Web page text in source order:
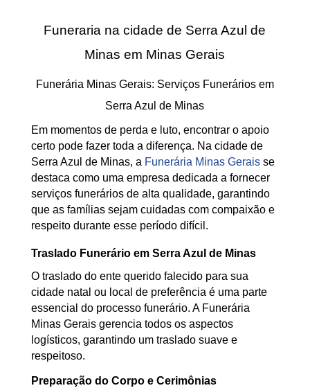
Funeraria na cidade de Serra Azul de
Minas em Minas Gerais
Funerária Minas Gerais: Serviços Funerários em
Serra Azul de Minas
Em momentos de perda e luto, encontrar o apoio
certo pode fazer toda a diferença. Na cidade de
Serra Azul de Minas, a Funerária Minas Geraisse
destaca como uma empresa dedicada a fornecer
serviços funerários de alta qualidade, garantindo
que as famílias sejam cuidadas com compaixão e
respeito durante esse período difícil.
Traslado Funerário em Serra Azul de Minas
O traslado do ente querido falecido para sua
cidade natal ou local de preferência é uma parte
essencial do processo funerário. A Funerária
Minas Gerais gerencia todos os aspectos
logísticos, garantindo um traslado suave e
respeitoso.
Preparação do Corpo e Cerimônias